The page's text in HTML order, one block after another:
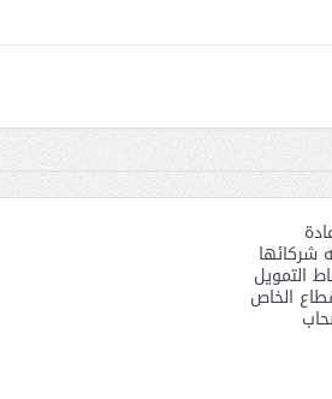
شركائها
التمويل
الخاص